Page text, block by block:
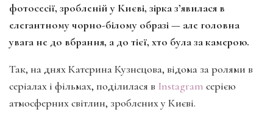
фотосесії, зробленій у Києві, зірка з’явилася в
елегантному чорно-білому образі — але головна
увага не до вбрання, а до тієї, хто була за камерою.
Так, на днях Катерина Кузнецова, відома за ролями в
серіалах і фільмах, поділилася в Instagram серією
атмосферних світлин, зроблених у Києві.